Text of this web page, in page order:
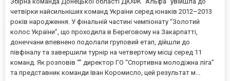
четвірки найсильніших команд України серед юнаків 2012–2013
років народження. У фінальній частині чемпіонату “Золотий
колос України”, що проходила в Береговому на Закарпатті,
донеччани впевнено подолали груповий етап, дійшли до
півфіналу та завершили турнір на четвертому місці серед 11
команд. Як розповів “” директор ГО “Спортивна молодіжна ліга”
та представник команди Іван Коромисло, цей результат м...